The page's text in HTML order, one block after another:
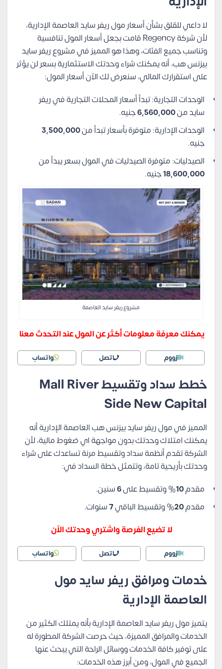
لا داعي للقلق بشأن أسعار مول ريفر سايد العاصمة الإدارية،
لأن شركة Regency قامت بجعل أسعار المول تنافسية
وتناسب جميع الفئات، وهذا هو المميز في مشروع ريفر سايد
بيزنس هب، أنه يمكنك شراء وحدتك الاستثمارية بسعر لن يؤثر
على استقرارك المالي، سنعرض لك الآن أسعار المول:
الوحدات التجارية: تبدأ أسعار المحلات التجارية في ريفر
سايد من6,560,000جنيه.
الوحدات الإدارية: متوفرة بأسعار تبدأ من3,500,000
جنيه.
الصيدليات: متوفرة الصيدليات في المول بسعر يبدأ من
18,600,000جنيه.
مشروع ريفر سايد العاصمة
يمكنك معرفة معلومات أكثر عن المول عند التحدث معنا
زووم اتصل واتساب
خطط سداد وتقسيط Mall River
Side New Capital
المميز في مول ريفر سايد بيزنس هب العاصمة الإدارية أنه
يمكنك امتلاك وحدتك بدون مواجهة اي ضغوط مالية، لأن
الشركة تقدم أنظمة سداد وتقسيط مرنة تساعدك على شراء
وحدتك بأريحية تامة، وتتمثل خطة السداد في:
مقدم10% وتقسيط على6سنين.
مقدم20% وتقسيط الباقي7سنوات.
لا تضيع الفرصة واشتري وحدتك الآن
زووم اتصل واتساب
خدمات ومرافق ريفر سايد مول
العاصمة الإدارية
يتميز مول ريفر سايد العاصمة الإدارية بأنه يمتلك الكثير من
الخدمات والمرافق المميزة، حيث حرصت الشركة المطورة له
على توفير كافة الخدمات ووسائل الراحة التي يبحث عنها
الجميع في المول، ومن أبرز هذه الخدمات: